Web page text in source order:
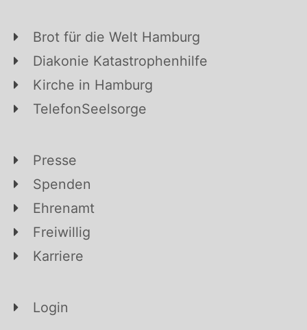
Brot für die Welt Hamburg
Diakonie Katastrophenhilfe
Kirche in Hamburg
TelefonSeelsorge
Presse
Spenden
Ehrenamt
Freiwillig
Karriere
Login